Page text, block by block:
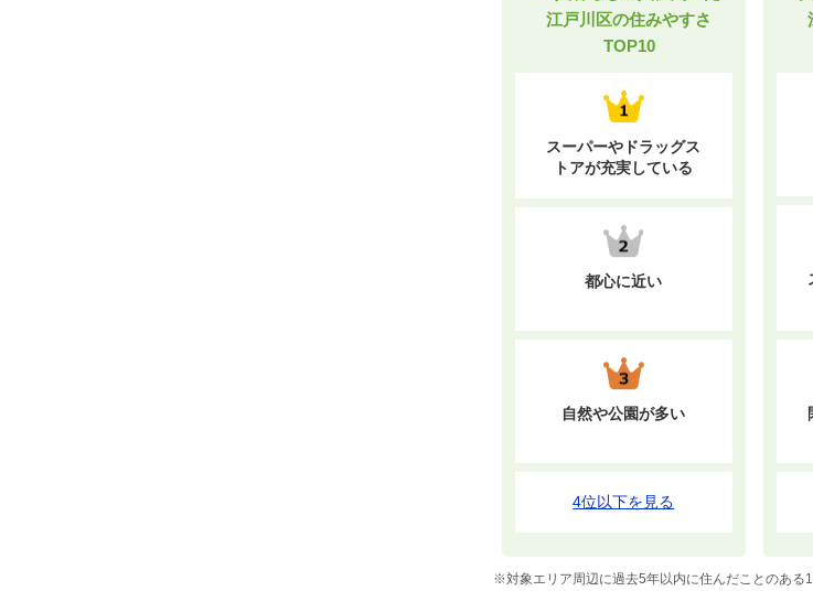
江戸川区の住みやすさ
TOP10
スーパーやドラッグス
トアが充実している
都心に近い
自然や公園が多い
4位以下を見る
※対象エリア周辺に過去5年以内に住んだことのある